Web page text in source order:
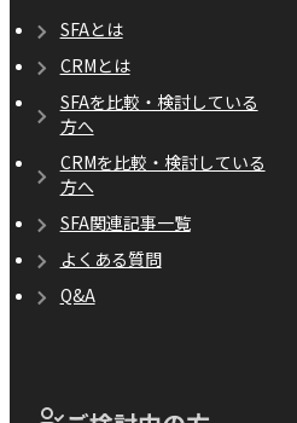
SFAとは
CRMとは
SFAを比較・検討している
方へ
CRMを比較・検討している
方へ
SFA関連記事一覧
よくある質問
Q&A